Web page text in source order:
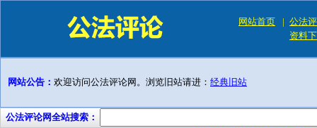
网站首页 | 公法
资料
网站公告： 欢迎访问公法评论网。浏览旧站请进： 经典旧站
公法评论网全站搜索：